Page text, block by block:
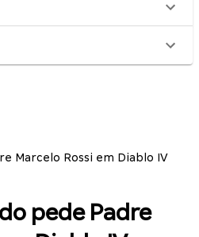
Marcelo Rossi em Diablo IV
pede Padre